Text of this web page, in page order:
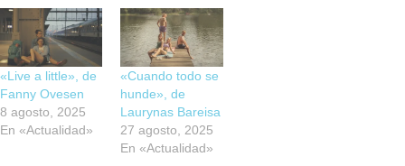
«Live a little», de
Fanny Ovesen
8 agosto, 2025
En «Actualidad»
«Cuando todo se
hunde», de
Laurynas Bareisa
27 agosto, 2025
En «Actualidad»